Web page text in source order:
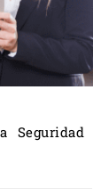
Seguridad